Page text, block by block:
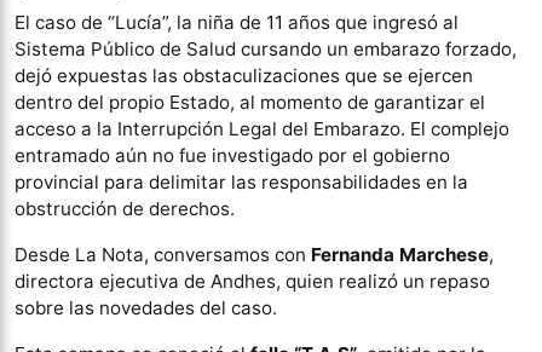
El caso de “Lucía”, la niña de 11 años que ingresó al
Sistema Público de Salud cursando un embarazo forzado,
dejó expuestas las obstaculizaciones que se ejercen
dentro del propio Estado, al momento de garantizar el
acceso a la Interrupción Legal del Embarazo. El complejo
entramado aún no fue investigado por el gobierno
provincial para delimitar las responsabilidades en la
obstrucción de derechos.
Desde La Nota, conversamos con Fernanda Marchese,
directora ejecutiva de Andhes, quien realizó un repaso
sobre las novedades del caso.